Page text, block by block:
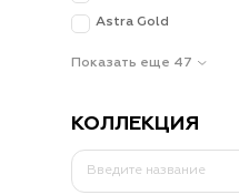
Astra Gold
Показать еще 47
КОЛЛЕКЦИЯ